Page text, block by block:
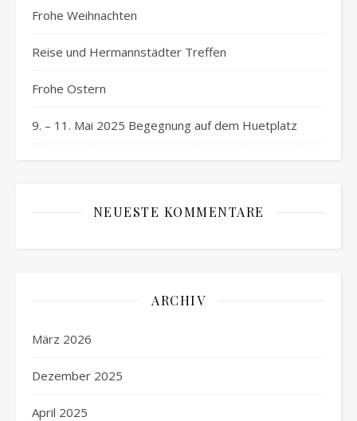
Frohe Weihnachten
Reise und Hermannstädter Treffen
Frohe Ostern
9. – 11. Mai 2025 Begegnung auf dem Huetplatz
NEUESTE KOMMENTARE
ARCHIV
März 2026
Dezember 2025
April 2025